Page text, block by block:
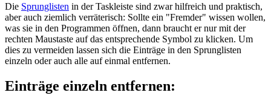
Die Sprunglisten in der Taskleiste sind zwar hilfreich und praktisch,
aber auch ziemlich verräterisch: Sollte ein "Fremder" wissen wollen,
was sie in den Programmen öffnen, dann braucht er nur mit der
rechten Maustaste auf das entsprechende Symbol zu klicken. Um
dies zu vermeiden lassen sich die Einträge in den Sprunglisten
einzeln oder auch alle auf einmal entfernen.
Einträge einzeln entfernen: